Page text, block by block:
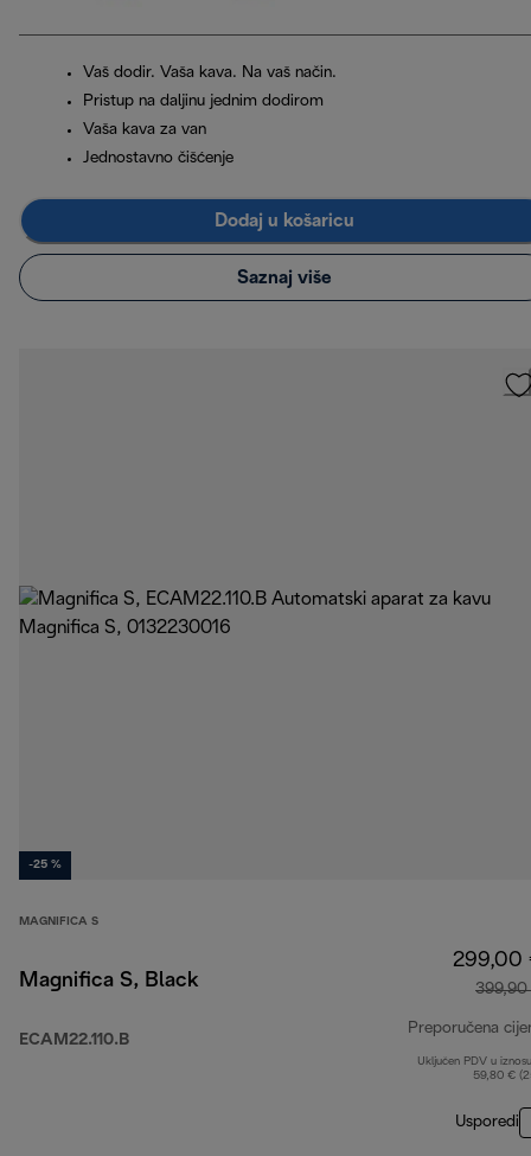
Vaš dodir. Vaša kava. Na vaš način.
Pristup na daljinu jednim dodirom
Vaša kava za van
Jednostavno čišćenje
Dodaj u košaricu
Saznaj više
-25 %
MAGNIFICA S
Magnifica S, Black
ECAM22.110.B
299,00
Preporučena
Uključen PDV u
59,80 €
Usporedi